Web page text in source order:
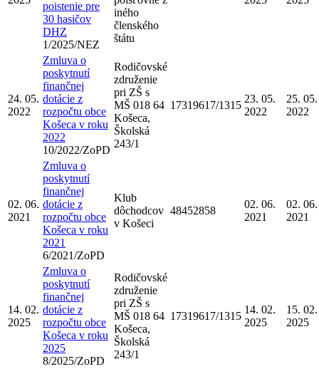
poistenie pre
30 hasičov
DHZ
1/2025/NEZ
iného
členského
štátu
24. 05.
2022
Zmluva o
poskytnutí
finančnej
dotácie z
rozpočtu obce
Košeca v roku
2022
10/2022/ZoPD
Rodičovské
združenie
pri ZŠ s
MŠ 018 64
Košeca,
Školská
243/1
17319617/1315
23. 05.
2022
25. 05.
2022
02. 06.
2021
Zmluva o
poskytnutí
finančnej
dotácie z
rozpočtu obce
Košeca v roku
2021
6/2021/ZoPD
Klub
dôchodcov
v Košeci
48452858
02. 06.
2021
02. 06.
2021
14. 02.
2025
Zmluva o
poskytnutí
finančnej
dotácie z
rozpočtu obce
Košeca v roku
2025
8/2025/ZoPD
Rodičovské
združenie
pri ZŠ s
MŠ 018 64
Košeca,
Školská
243/1
17319617/1315
14. 02.
2025
15. 02.
2025